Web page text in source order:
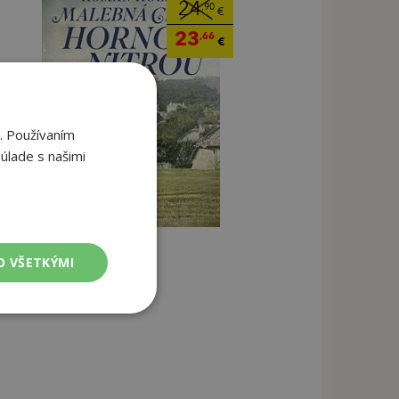
24,90€
23,66€
s našimi
VŠETKÝMI